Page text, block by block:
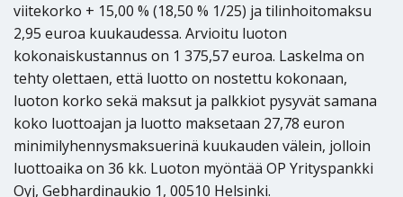
viitekorko + 15,00 % (18,50 % 1/25) ja tilinhoitomaksu
2,95 euroa kuukaudessa. Arvioitu luoton
kokonaiskustannus on 1 375,57 euroa. Laskelma on
tehty olettaen, että luotto on nostettu kokonaan,
luoton korko sekä maksut ja palkkiot pysyvät samana
koko luottoajan ja luotto maksetaan 27,78 euron
minimilyhennysmaksuerinä kuukauden välein, jolloin
luottoaika on 36 kk. Luoton myöntää OP Yrityspankki
Oyj, Gebhardinaukio 1, 00510 Helsinki.